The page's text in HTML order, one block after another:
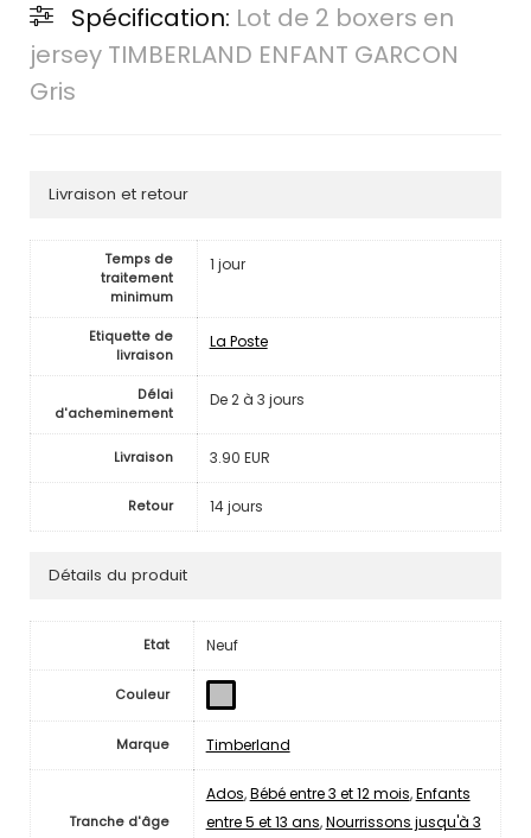
Spécification: Lot de 2 boxers en
jersey TIMBERLAND ENFANT GARCON
Gris
Livraison et retour
Temps de
traitement
minimum
1 jour
Etiquette de
livraison
La Poste
Délai
d'acheminement
De 2 à 3 jours
Livraison 3.90 EUR
Retour 14 jours
Détails du produit
Etat Neuf
Couleur
Marque Timberland
Tranche d'âge
Ados,Bébé entre 3 et 12 mois,Enfants
entre 5 et 13 ans,Nourrissons jusqu'à 3